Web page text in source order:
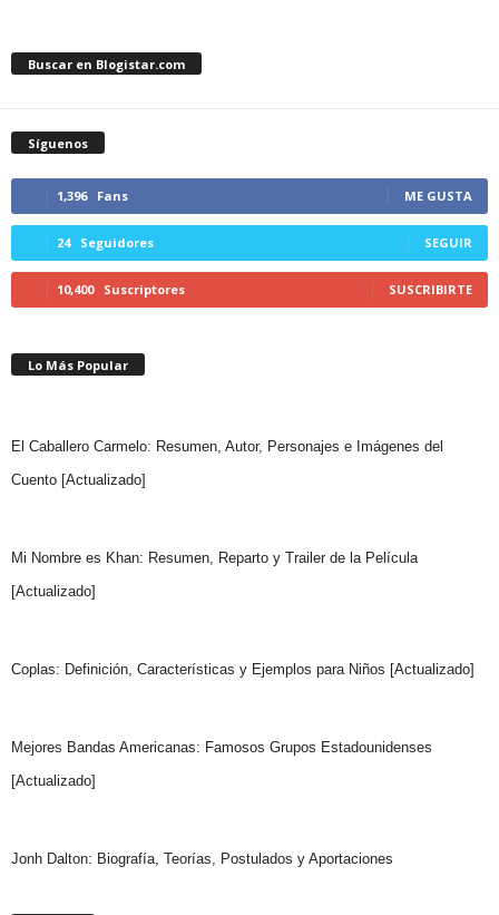
Buscar en Blogistar.com
Síguenos
1,396 Fans ME GUSTA
24 Seguidores SEGUIR
10,400 Suscriptores SUSCRIBIRTE
Lo Más Popular
El Caballero Carmelo: Resumen, Autor, Personajes e Imágenes del
Cuento [Actualizado]
Mi Nombre es Khan: Resumen, Reparto y Trailer de la Película
[Actualizado]
Coplas: Definición, Características y Ejemplos para Niños [Actualizado]
Mejores Bandas Americanas: Famosos Grupos Estadounidenses
[Actualizado]
Jonh Dalton: Biografía, Teorías, Postulados y Aportaciones